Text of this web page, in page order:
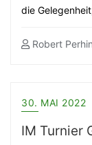
die
Robert
30. MAI 2022
IM Turnier